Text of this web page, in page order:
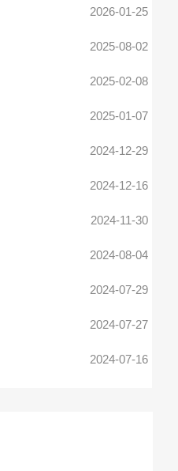
2026-01-25
2025-08-02
2025-02-08
2025-01-07
2024-12-29
2024-12-16
2024-11-30
2024-08-04
2024-07-29
2024-07-27
2024-07-16